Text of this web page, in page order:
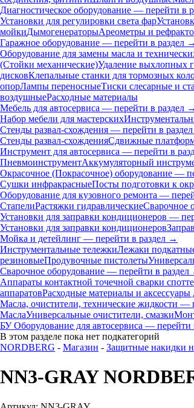
Диагностическое оборудование — перейти в
Установки для регулировки света фар
мойкиДымогенераторыАреометры и
Гаражное оборудование — перейти в раздел →
Оборудование для замены масла и
(Стойки механические)Удаление выхлопных
дисковКлепальные станки для тормозных
опорЛампы переносныеТиски слесарные и
воздушныеРасходные материалы
Мебель для автосервиса — перейти в раздел →
Набор мебели для мастерских
Стенды развал-схождения — перейти в
Стенды развал-схожденияСдвижные
Инструмент для автосервиса — перейти в
ПневмоинструментАккумуляторный
Окрасочное (Покрасочное) оборудование —
Сушки инфракрасныеПосты подготовки к
Оборудование для кузовного ремонта —
СтапелиРастяжки гидравлическиеСварочное
Установки для заправки кондиционеров —
Установки для заправки кондиционеров
Мойка и детейлинг — перейти в раздел →
Инструментальные тележкиЛежаки
резиновыеПродувочные пистолеты
Сварочное оборудование — перейти в раздел
Аппараты контактной точечной сварки
аппаратовРасходные материалы и аксессуары
Масла, очистители, технические жидкости —
МаслаУниверсальные очистители, смазки
БУ Оборудование для автосервиса — перейти
В этом разделе пока нет подкатегорий
NORDBERG - Магазин - Защитные накидки
NN3-GRAY